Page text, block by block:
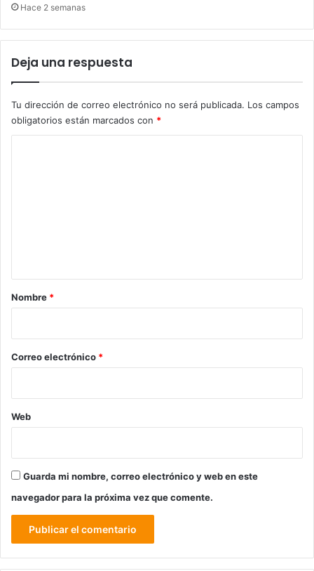
Hace 2 semanas
Deja una respuesta
Tu dirección de correo electrónico no será publicada. Los campos
obligatorios están marcados con *
r
*
Nombre *
Correo electrónico *
Web
Guarda mi nombre, correo electrónico y web en este
navegador para la próxima vez que comente.